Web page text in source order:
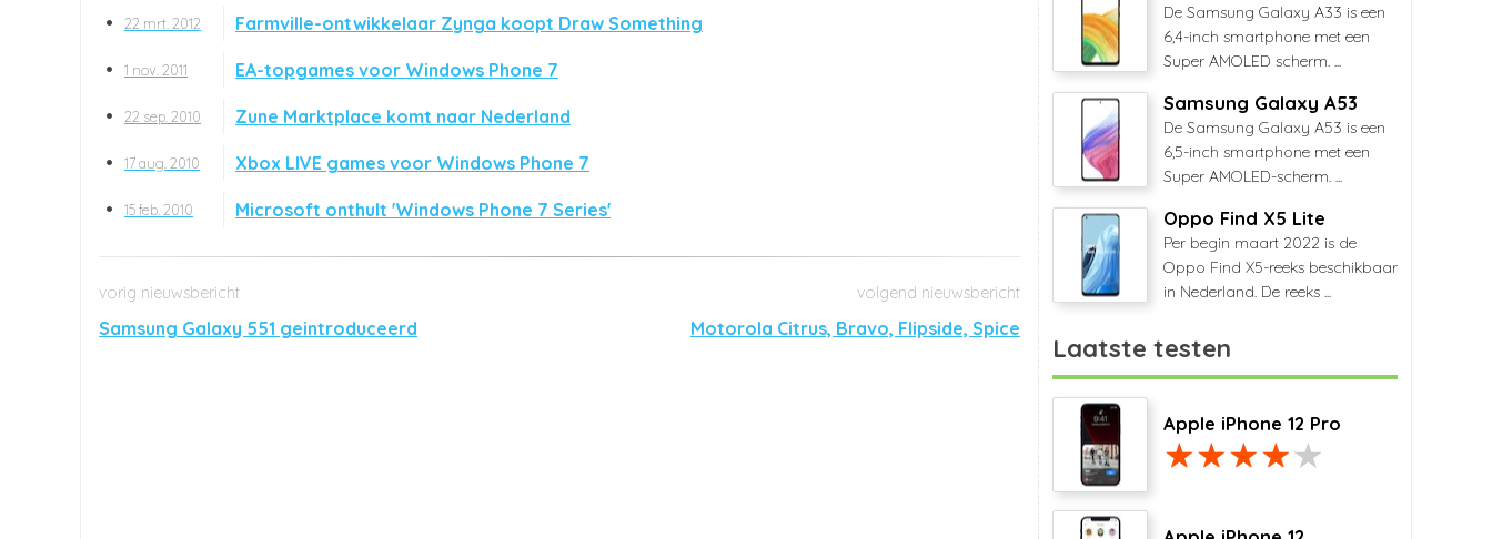
22 mrt. 2012 Farmville-ontwikkelaar Zynga koopt Draw Something
1 nov. 2011 EA-topgames voor Windows Phone 7
22 sep. 2010 Zune Marktplace komt naar Nederland
17 aug. 2010 Xbox LIVE games voor Windows Phone 7
15 feb. 2010 Microsoft onthult 'Windows Phone 7 Series'
Samsung Galaxy 551 geintroduceerd Motorola Citrus, Bravo, Flipside, Spice
De Samsung Galaxy A33 is een
6,4-inch smartphone met een
Super AMOLED scherm. ...
Samsung Galaxy A53
De Samsung Galaxy A53 is een
6,5-inch smartphone met een
Super AMOLED-scherm. ...
Oppo Find X5 Lite
Per begin maart 2022 is de
Oppo Find X5-reeks beschikbaar
in Nederland. De reeks ...
Laatste testen
Apple iPhone 12 Pro